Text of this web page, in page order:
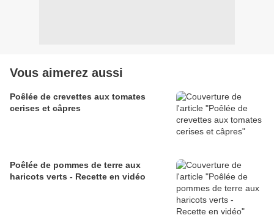
Vous aimerez aussi
Poêlée de crevettes aux tomates
cerises et câpres
Poêlée de pommes de terre aux
haricots verts - Recette en vidéo